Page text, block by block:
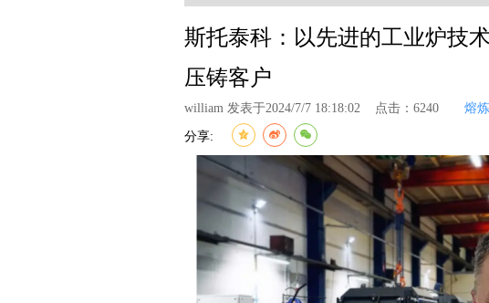
斯托泰科：以先进的工业炉技
压铸客户
william 发表于2024/7/7 18:18:02 点击：6240 熔
分享: